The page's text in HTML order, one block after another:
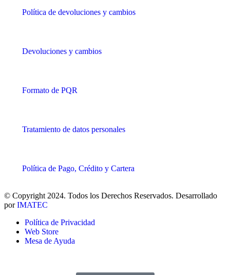
Política de devoluciones y cambios
Devoluciones y cambios
Formato de PQR
Tratamiento de datos personales
Política de Pago, Crédito y Cartera
© Copyright 2024. Todos los Derechos Reservados. Desarrollado
porIMATEC
Política de Privacidad
Web Store
Mesa de Ayuda